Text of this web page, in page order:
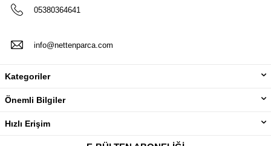
05380364641
info@nettenparca.com
Kategoriler
Önemli Bilgiler
Hızlı Erişim